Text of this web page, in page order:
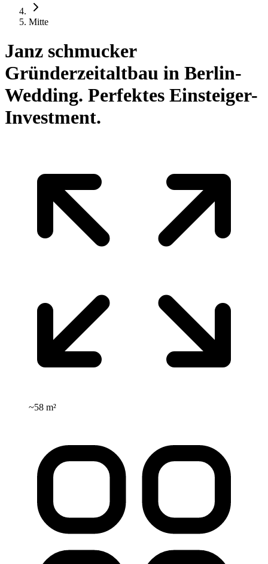
Mitte
Janz schmucker
Gründerzeitaltbau in Berlin-
Wedding. Perfektes Einsteiger-
Investment.
~58 m²